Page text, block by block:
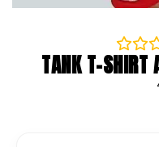
TANK T-SHIRT